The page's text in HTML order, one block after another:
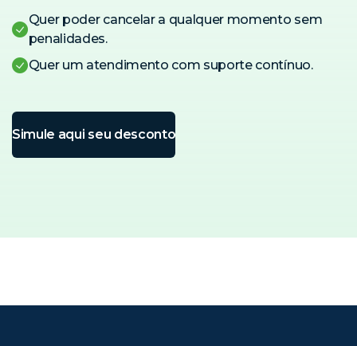
Quer poder cancelar a qualquer momento sem
penalidades.
Quer um atendimento com suporte contínuo.
Simule aqui seu desconto